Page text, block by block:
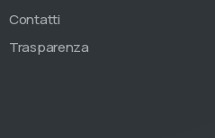
Contatti
Trasparenza